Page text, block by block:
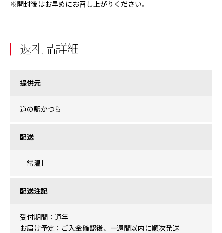
※開封後はお早めにお召し上がりください。
返礼品詳細
提供元
道の駅かつら
配送
［常温］
配送注記
受付期間：通年
お届け予定：ご入金確認後、一週間以内に順次発送